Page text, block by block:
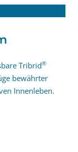
Tribrid®
­bewährter
Innenleben.